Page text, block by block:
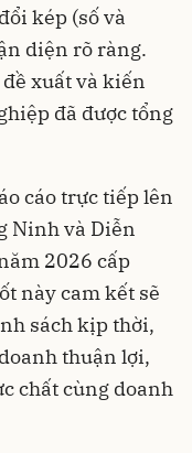
kép (số và
diện rõ ràng.
xuất và kiến
đã được tổng
cáo trực tiếp lên
Ninh và Diễn
2026 cấp
này cam kết sẽ
sách kịp thời,
thuận lợi,
chất cùng doanh